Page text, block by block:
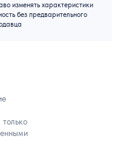
изменять характеристики
без предварительного